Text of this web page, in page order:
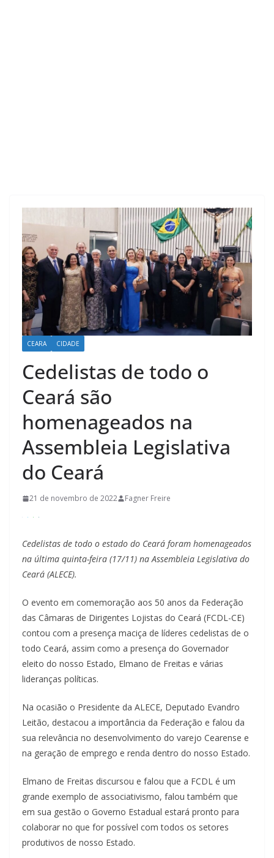
CEARA CIDADE
Cedelistas de todo o
Ceará são
homenageados na
Assembleia Legislativa
do Ceará
21 de novembro de 2022 Fagner Freire
Cedelistas de todo o estado do Ceará foram homenageados
na última quinta-feira (17/11) na Assembleia Legislativa do
Ceará (ALECE).
O evento em comemoração aos 50 anos da Federação
das Câmaras de Dirigentes Lojistas do Ceará (FCDL-CE)
contou com a presença maciça de líderes cedelistas de o
todo Ceará, assim como a presença do Governador
eleito do nosso Estado, Elmano de Freitas e várias
lideranças políticas.
Na ocasião o Presidente da ALECE, Deputado Evandro
Leitão, destacou a importância da Federação e falou da
sua relevância no desenvolvimento do varejo Cearense e
na geração de emprego e renda dentro do nosso Estado.
Elmano de Freitas discursou e falou que a FCDL é um
grande exemplo de associativismo, falou também que
em sua gestão o Governo Estadual estará pronto para
colaborar no que for possível com todos os setores
produtivos de nosso Estado.